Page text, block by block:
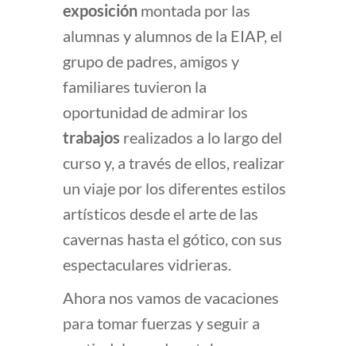
exposición montada por las
alumnas y alumnos de la EIAP, el
grupo de padres, amigos y
familiares tuvieron la
oportunidad de admirar los
trabajos realizados a lo largo del
curso y, a través de ellos, realizar
un viaje por los diferentes estilos
artísticos desde el arte de las
cavernas hasta el gótico, con sus
espectaculares vidrieras.
Ahora nos vamos de vacaciones
para tomar fuerzas y seguir a